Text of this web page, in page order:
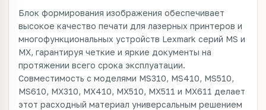
Блок формирования изображения обеспечивает
высокое качество печати для лазерных принтеров и
многофункциональных устройств Lexmark серий MS и
MX, гарантируя четкие и яркие документы на
протяжении всего срока эксплуатации.
Совместимость с моделями MS310, MS410, MS510,
MS610, MX310, MX410, MX510, MX511 и MX611 делает
этот расходный материал универсальным решением